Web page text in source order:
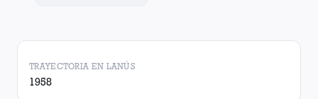
TRAYECTORIA EN LANÚS
1958